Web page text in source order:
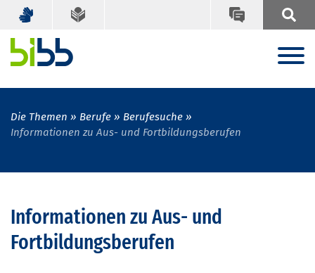
Die Themen Berufe
Berufesuche
Informationen zu Aus- und Fortbildungsberufen
Informationen zu Aus- und
Fortbildungsberufen